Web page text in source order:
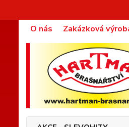
O nás Zakázková